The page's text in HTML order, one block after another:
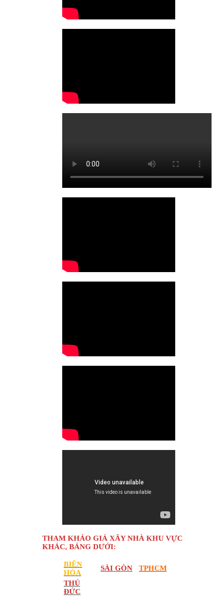
THAM KHẢO GIÁ XÂY NHÀ KHU VỰC
KHÁC, BẢNG DƯỚI:
BIÊN
HÒA
SÀI GÒN
TPHCM
THỦ
ĐỨC